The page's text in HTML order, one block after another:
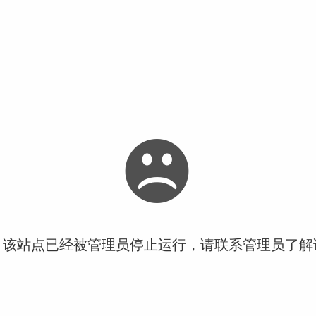
站点已经被管理员停止运行，请联系管理员了